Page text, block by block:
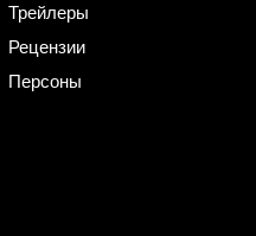
Трейлеры
Рецензии
Персоны